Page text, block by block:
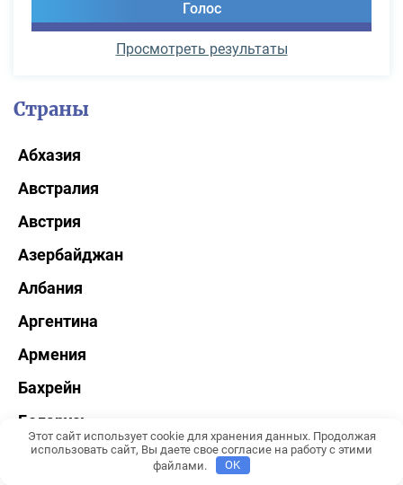
Просмотреть результаты
Страны
Абхазия
Австралия
Австрия
Азербайджан
Албания
Аргентина
Армения
Бахрейн
Беларусь
Бельгия
Этот сайт использует cookie для хранения данных. Продолжая
использовать сайт, Вы даете свое согласие на работу с этими
файлами.
OK